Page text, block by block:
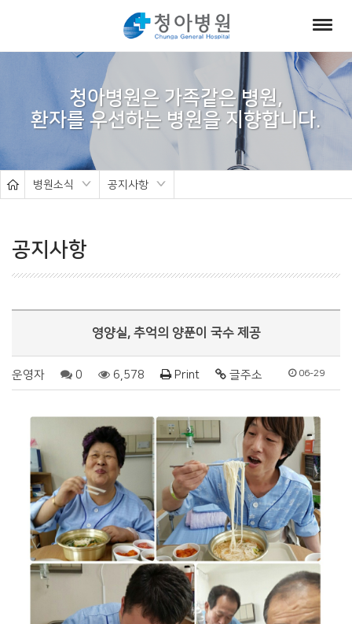
얼
청아병원은 가족같은 병원,
병원소식 공지사항
공지사항
영양실, 추억의 양푼이 국수 제공
운영자 0 6,578 Print 글주소 06-29